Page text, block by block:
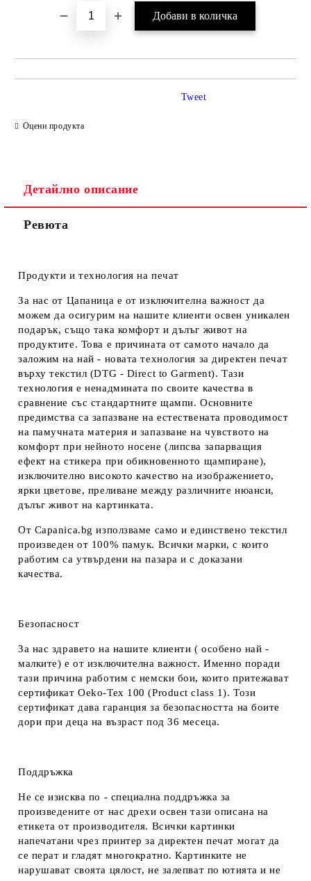
Оцени продукта
Tweet
Детайлно описание
Ревюта
Продукти и технология на печат
За нас от Цапаница е от изключителна важност да
можем да осигурим на нашите клиенти освен уникален
подарък, също така комфорт и дълъг живот на
продуктите. Това е причината от самото начало да
заложим на най - новата технология за директен печат
върху текстил (DTG - Direct to Garment). Тази
технология е ненадмината по своите качества в
сравнение със стандартните щампи. Основните
предимства са запазване на естествената проводимост
на памучната материя и запазване на чувството на
комфорт при нейното носене (липсва запарващия
ефект на стикера при обикновенното щампиране),
изключително високото качество на изображението,
ярки цветове, преливане между различните нюанси,
дълъг живот на картинката.
От Capanica.bg използваме само и единствено текстил
произведен от 100% памук. Всички марки, с които
работим са утвърдени на пазара и с доказани
качества.
Безопасност
За нас здравето на нашите клиенти ( особено най -
малките) е от изключителна важност. Именно поради
тази причина работим с немски бои, които притежават
сертификат Oeko-Tex 100 (Product class 1). Този
сертификат дава гаранция за безопасността на боите
дори при деца на възраст под 36 месеца.
Поддръжка
Не се изисква по - специална поддръжка за
произведените от нас дрехи освен тази описана на
етикета от производителя. Всички картинки
напечатани чрез принтер за директен печат могат да
се перат и гладят многократно. Картинките не
нарушават своята цялост, не залепват по ютията и не